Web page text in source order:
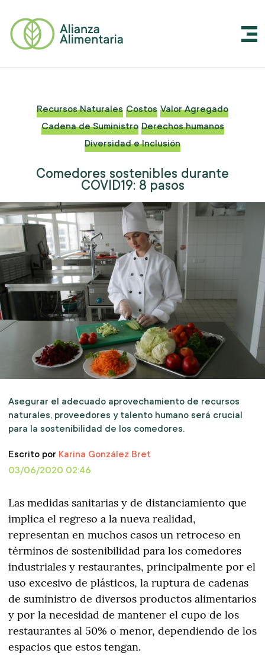
Recursos Naturales Costos Valor Agregado
Cadena de Suministro Derechos humanos
Diversidad e Inclusión
Comedores sostenibles durante
COVID19: 8 pasos
Asegurar el adecuado aprovechamiento de recursos
naturales, proveedores y talento humano será crucial
para la sostenibilidad de los comedores.
Escrito por Karina González Bret
03/06/2020 02:46
Las medidas sanitarias y de distanciamiento que
implica el regreso a la nueva realidad,
representan en muchos casos un retroceso en
términos de sostenibilidad para los comedores
industriales y restaurantes, principalmente por el
uso excesivo de plásticos, la ruptura de cadenas
de suministro de diversos productos alimentarios
y por la necesidad de mantener el cupo de los
restaurantes al 50% o menor, dependiendo de los
espacios que estos tengan.